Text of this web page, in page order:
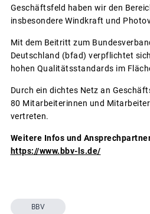
Geschäftsfeld haben wir den
insbesondere Windkraft und
Mit dem Beitritt zum
Deutschland (bfad) verpflichtet
hohen Qualitätsstandards im
Durch ein dichtes Netz an
80 Mitarbeiterinnen und
vertreten.
Weitere Infos und
https://www.bbv-ls.de/
BBV